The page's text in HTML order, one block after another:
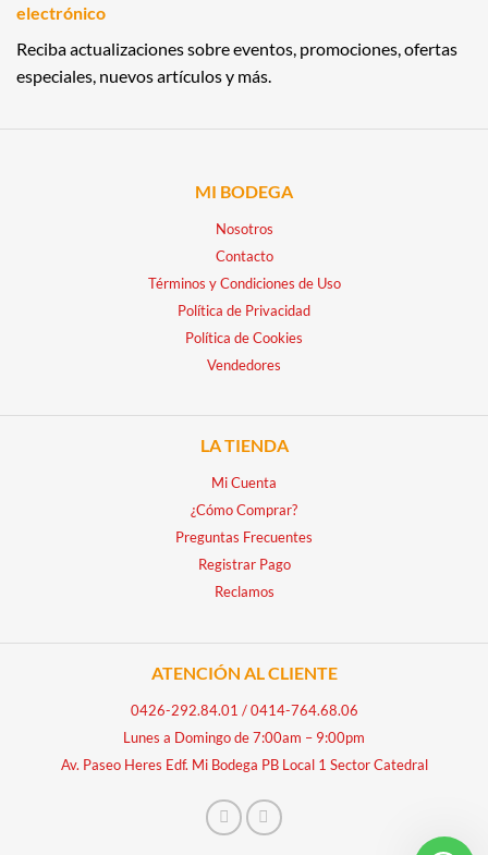
electrónico
Reciba actualizaciones sobre eventos, promociones, ofertas
especiales, nuevos artículos y más.
MI BODEGA
Nosotros
Contacto
Términos y Condiciones de Uso
Política de Privacidad
Política de Cookies
Vendedores
LA TIENDA
Mi Cuenta
¿Cómo Comprar?
Preguntas Frecuentes
Registrar Pago
Reclamos
ATENCIÓN AL CLIENTE
0426-292.84.01 /0414-764.68.06
Lunes a Domingo de 7:00am – 9:00pm
Av. Paseo Heres Edf. Mi Bodega PB Local 1 Sector Catedral